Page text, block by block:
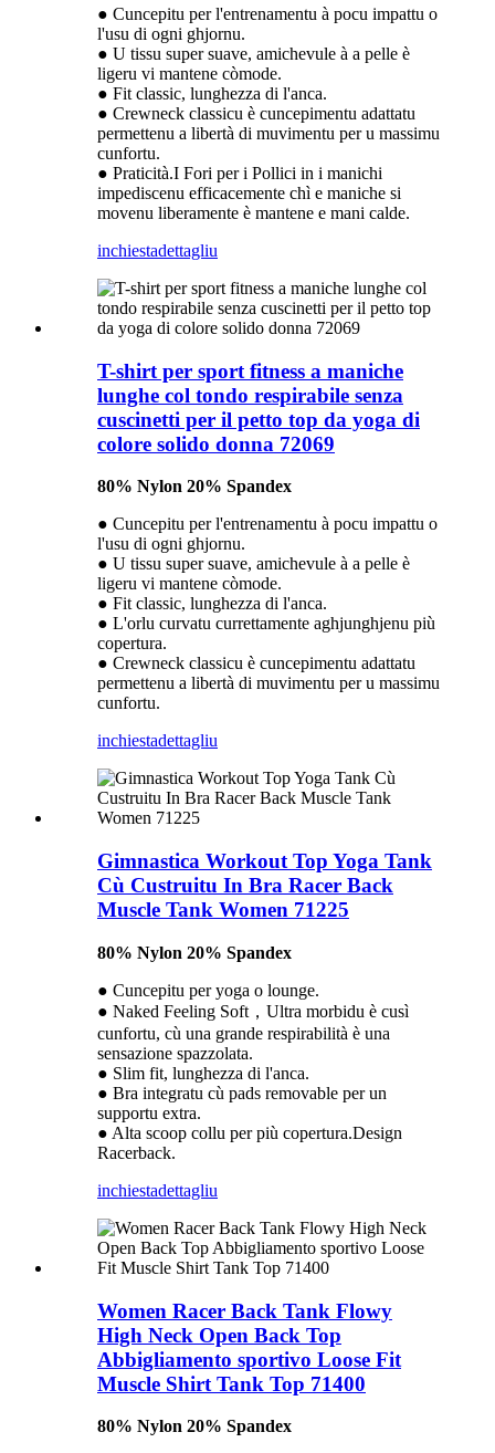
● Cuncepitu per l'entrenamentu à pocu impattu o
l'usu di ogni ghjornu.
● U tissu super suave, amichevule à a pelle è
ligeru vi mantene còmode.
● Fit classic, lunghezza di l'anca.
● Crewneck classicu è cuncepimentu adattatu
permettenu a libertà di muvimentu per u massimu
cunfortu.
● Praticità.I Fori per i Pollici in i manichi
impediscenu efficacemente chì e maniche si
movenu liberamente è mantene e mani calde.
inchiestadettagliu
T-shirt per sport fitness a maniche
lunghe col tondo respirabile senza
cuscinetti per il petto top da yoga di
colore solido donna 72069
80% Nylon 20% Spandex
● Cuncepitu per l'entrenamentu à pocu impattu o
l'usu di ogni ghjornu.
● U tissu super suave, amichevule à a pelle è
ligeru vi mantene còmode.
● Fit classic, lunghezza di l'anca.
● L'orlu curvatu currettamente aghjunghjenu più
copertura.
● Crewneck classicu è cuncepimentu adattatu
permettenu a libertà di muvimentu per u massimu
cunfortu.
inchiestadettagliu
Gimnastica Workout Top Yoga Tank
Cù Custruitu In Bra Racer Back
Muscle Tank Women 71225
80% Nylon 20% Spandex
● Cuncepitu per yoga o lounge.
● Naked Feeling Soft，Ultra morbidu è cusì
cunfortu, cù una grande respirabilità è una
sensazione spazzolata.
● Slim fit, lunghezza di l'anca.
● Bra integratu cù pads removable per un
supportu extra.
● Alta scoop collu per più copertura.Design
Racerback.
inchiestadettagliu
Women Racer Back Tank Flowy
High Neck Open Back Top
Abbigliamento sportivo Loose Fit
Muscle Shirt Tank Top 71400
80% Nylon 20% Spandex